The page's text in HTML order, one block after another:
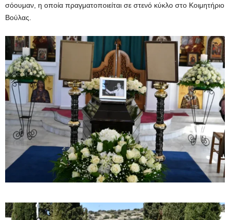
σόουμαν, η οποία πραγματοποιείται σε στενό κύκλο στο Κοιμητήριο
Βούλας.